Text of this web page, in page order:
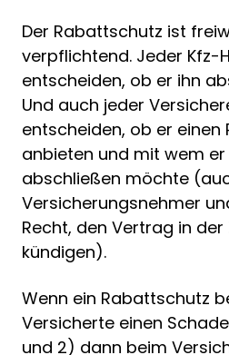
Der Rabattschutz ist
verpflichtend. Jeder Kfz-
entscheiden, ob er ihn
Und auch jeder
entscheiden, ob er einen
anbieten und mit wem
abschließen möchte
Versicherungsnehmer
Recht, den Vertrag in der
kündigen).
Wenn ein Rabattschutz
Versicherte einen
und 2) dann beim